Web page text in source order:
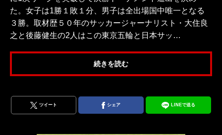
た。女子は1勝１敗１分、男子は全出場国中唯一となる
３勝。取材歴５０年のサッカージャーナリスト・大住良
之と後藤健生の2人はこの東京五輪と日本サッ…
続きを読む
ツイート シェア LINEで送る